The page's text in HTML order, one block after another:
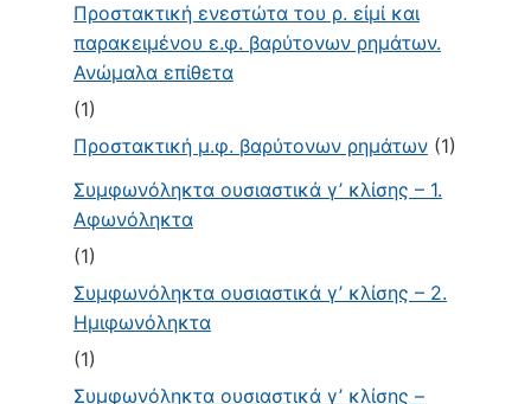
Προστακτική ενεστώτα του ρ. εἰμί και
παρακειμένου ε.φ. βαρύτονων ρημάτων.
Ανώμαλα επίθετα
(1)
Προστακτική μ.φ. βαρύτονων ρημάτων(1)
Συμφωνόληκτα ουσιαστικά γ’ κλίσης – 1.
Αφωνόληκτα
(1)
Συμφωνόληκτα ουσιαστικά γ’ κλίσης – 2.
Ημιφωνόληκτα
(1)
Συμφωνόληκτα ουσιαστικά γ’ κλίσης –